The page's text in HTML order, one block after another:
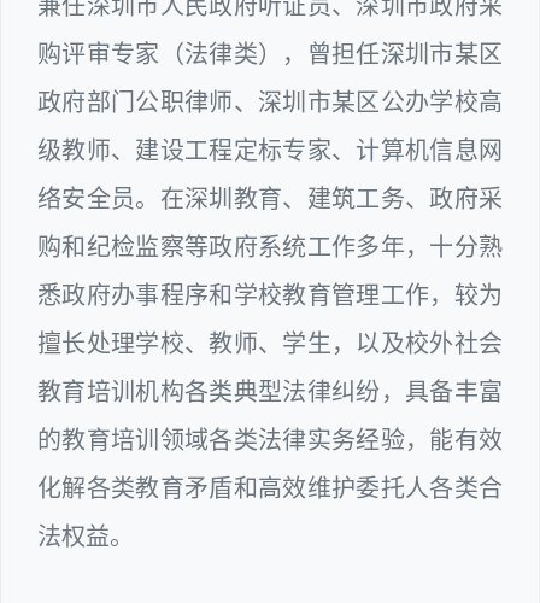
兼任深圳市人民政府听证员、深圳市政府采
购评审专家（法律类），曾担任深圳市某区
政府部门公职律师、深圳市某区公办学校高
级教师、建设工程定标专家、计算机信息网
络安全员。在深圳教育、建筑工务、政府采
购和纪检监察等政府系统工作多年，十分熟
悉政府办事程序和学校教育管理工作，较为
擅长处理学校、教师、学生，以及校外社会
教育培训机构各类典型法律纠纷，具备丰富
的教育培训领域各类法律实务经验，能有效
化解各类教育矛盾和高效维护委托人各类合
法权益。